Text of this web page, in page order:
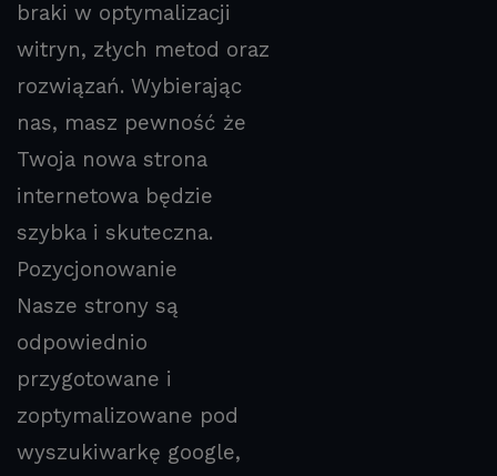
braki w optymalizacji
witryn, złych metod oraz
rozwiązań. Wybierając
nas, masz pewność że
Twoja nowa strona
internetowa będzie
szybka i skuteczna.
Pozycjonowanie
Nasze strony są
odpowiednio
przygotowane i
zoptymalizowane pod
wyszukiwarkę google,